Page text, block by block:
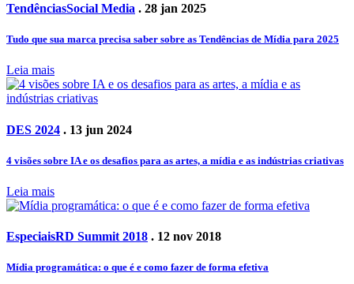
TendênciasSocial Media . 28 jan 2025
Tudo que sua marca precisa saber sobre as Tendências de Mídia para 2025
Leia mais
DES 2024 . 13 jun 2024
4 visões sobre IA e os desafios para as artes, a mídia e as indústrias criativas
Leia mais
EspeciaisRD Summit 2018 . 12 nov 2018
Mídia programática: o que é e como fazer de forma efetiva